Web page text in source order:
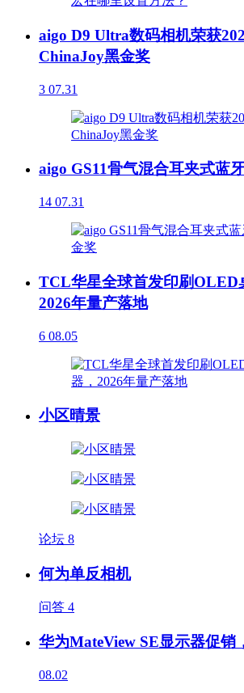
aigo D9 Ultra数码相机荣获
ChinaJoy黑金奖
3 07.31
aigo GS11骨气混合耳夹式蓝
14 07.31
TCL华星全球首发印刷OLED
2026年量产落地
6 08.05
小区晴景
论坛 8
何为单反相机
问答 4
华为MateView SE显示器促销
08.02